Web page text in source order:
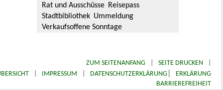
Rat und Ausschüsse Reisepass
Stadtbibliothek Ummeldung
Verkaufsoffene Sonntage
ZUM SEITENANFANG SEITE DRUCKEN
IMPRESSUM DATENSCHUTZERKLÄRUNG|
ERKLÄRUNG
BARRIEREFREIHEIT